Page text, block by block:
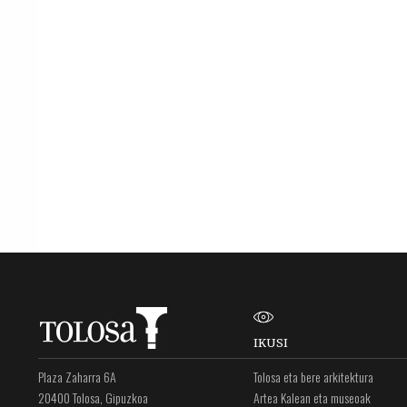
IKUSI
Tolosa eta bere arkitektura
Artea Kalean eta museoak
Plaza Zaharra 6A
20400 Tolosa, Gipuzkoa